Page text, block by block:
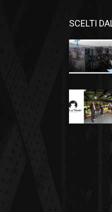
SCELTI